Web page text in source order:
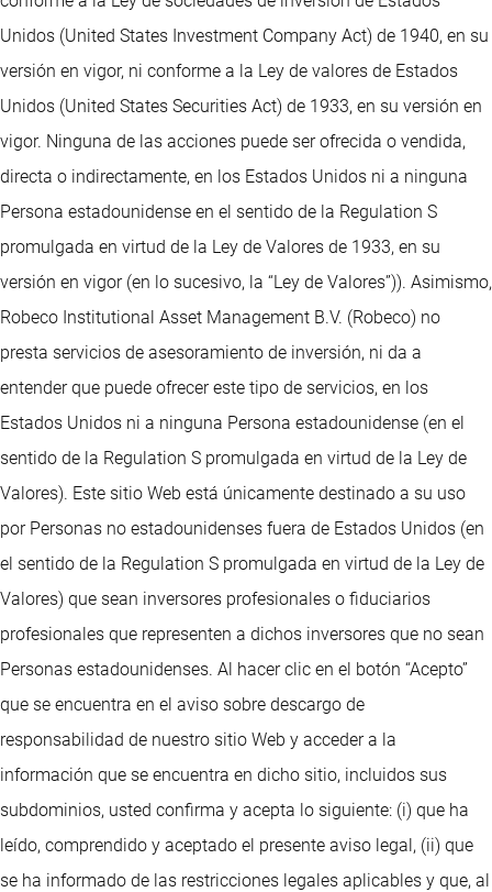
Unidos (United States Investment Company Act) de 1940, en su
versión en vigor, ni conforme a la Ley de valores de Estados
Unidos (United States Securities Act) de 1933, en su versión en
vigor. Ninguna de las acciones puede ser ofrecida o vendida,
directa o indirectamente, en los Estados Unidos ni a ninguna
Persona estadounidense en el sentido de la Regulation S
promulgada en virtud de la Ley de Valores de 1933, en su
versión en vigor (en lo sucesivo, la “Ley de Valores”)). Asimismo,
Robeco Institutional Asset Management B.V. (Robeco) no
presta servicios de asesoramiento de inversión, ni da a
entender que puede ofrecer este tipo de servicios, en los
Estados Unidos ni a ninguna Persona estadounidense (en el
sentido de la Regulation S promulgada en virtud de la Ley de
Valores). Este sitio Web está únicamente destinado a su uso
por Personas no estadounidenses fuera de Estados Unidos (en
el sentido de la Regulation S promulgada en virtud de la Ley de
Valores) que sean inversores profesionales o fiduciarios
profesionales que representen a dichos inversores que no sean
Personas estadounidenses. Al hacer clic en el botón “Acepto”
que se encuentra en el aviso sobre descargo de
responsabilidad de nuestro sitio Web y acceder a la
información que se encuentra en dicho sitio, incluidos sus
subdominios, usted confirma y acepta lo siguiente: (i) que ha
leído, comprendido y aceptado el presente aviso legal, (ii) que
se ha informado de las restricciones legales aplicables y que, al